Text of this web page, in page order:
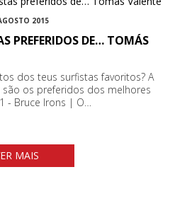
2015
PREFERIDOS DE… TOMÁS
dos teus surfistas favoritos? A
são os preferidos dos melhores
- Bruce Irons | O…
MAIS